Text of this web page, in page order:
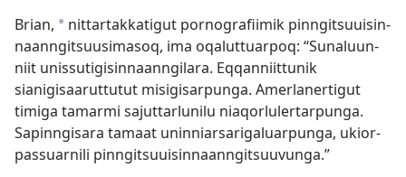
Brian, * nit­tar­tak­katigut por­nografiimik pin­ngitsuuisin­
naan­ngitsuusimasoq, ima oqalut­tuar­poq: “Sunaluun­
niit unis­sutigisin­naan­ngilara. Eq­qan­niit­tunik
sianigisaarut­tutut misigisar­punga. Amerlaner­tigut
timiga tamarmi sajut­tarlunilu niaqorluler­tar­punga.
Sapin­ngisara tamaat unin­niarsarigaluar­punga, ukior­
pas­suar­nili pin­ngitsuuisin­naan­ngitsuuvunga.”